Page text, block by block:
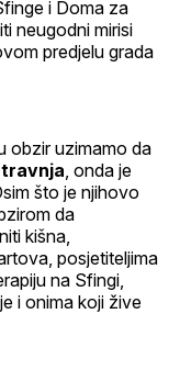
i Doma za
neugodni mirisi
predjelu grada
obzir uzimamo da
, onda je
što je njihovo
da
kišna,
posjetiteljima
na Sfingi,
i onima koji žive